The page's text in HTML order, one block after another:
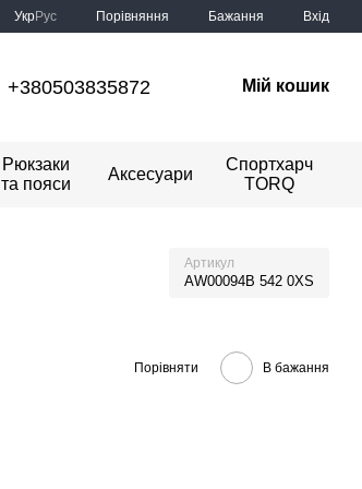
УкрРус Порівняння Бажання Вхід
+380503835872 Мій кошик
Рюкзаки
та пояси
Аксесуари
Спортхарч
TORQ
Артикул
AW00094B 542 0XS
Порівняти В бажання